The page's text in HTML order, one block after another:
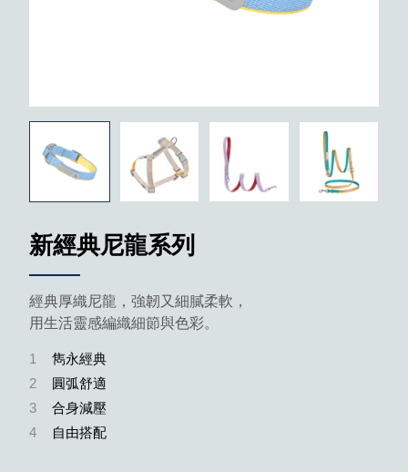
新經典尼龍系列
經典厚織尼龍，強韌又細膩柔軟，
用生活靈感編織細節與色彩。
1
雋永經典
2
圓弧舒適
3
合身減壓
4
自由搭配